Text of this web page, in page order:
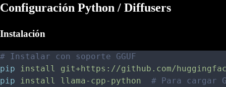
Configuración Python / Diffusers
Instalación
# Instalar con soporte GGUF
pip install
git+https://github.com/
pip install llama-cpp-python
# Para cargar